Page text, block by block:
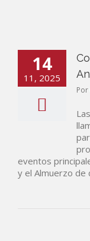
14
11, 2025
Por
eventos
y el Almuerzo de